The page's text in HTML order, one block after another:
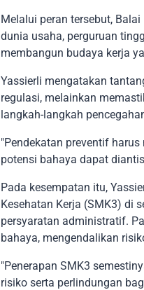
Melalui peran tersebut,
dunia usaha, perguruan
membangun budaya kerja
Yassierli mengatakan
regulasi, melainkan
langkah-langkah
"Pendekatan preventif
potensi bahaya dapat
Pada kesempatan itu,
Kesehatan Kerja (SMK3) di
persyaratan administratif.
bahaya, mengendalikan
"Penerapan SMK3
risiko serta perlindungan